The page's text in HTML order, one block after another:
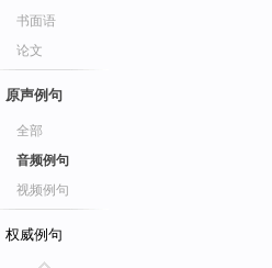
书面语
论文
原声例句
全部
音频例句
视频例句
权威例句